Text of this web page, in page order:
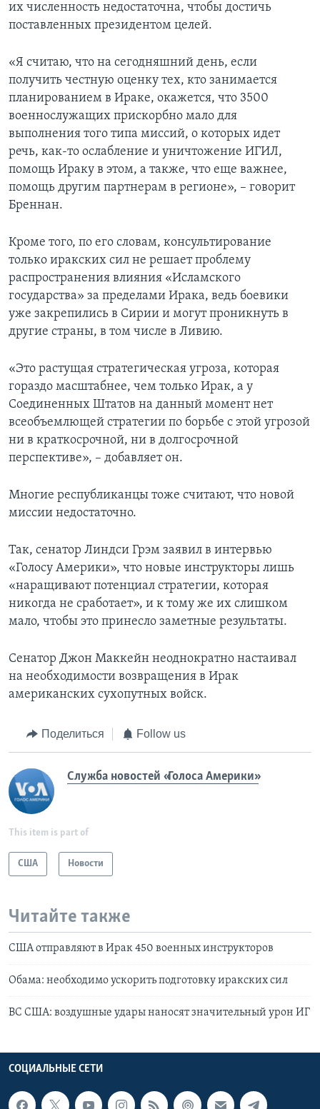
их численность недостаточна, чтобы достичь
поставленных президентом целей.
«Я считаю, что на сегодняшний день, если
получить честную оценку тех, кто занимается
планированием в Ираке, окажется, что 3500
военнослужащих прискорбно мало для
выполнения того типа миссий, о которых идет
речь, как-то ослабление и уничтожение ИГИЛ,
помощь Ираку в этом, а также, что еще важнее,
помощь другим партнерам в регионе», – говорит
Бреннан.
Кроме того, по его словам, консультирование
только иракских сил не решает проблему
распространения влияния «Исламского
государства» за пределами Ирака, ведь боевики
уже закрепились в Сирии и могут проникнуть в
другие страны, в том числе в Ливию.
«Это растущая стратегическая угроза, которая
гораздо масштабнее, чем только Ирак, а у
Соединенных Штатов на данный момент нет
всеобъемлющей стратегии по борьбе с этой угрозой
ни в краткосрочной, ни в долгосрочной
перспективе», – добавляет он.
Многие республиканцы тоже считают, что новой
миссии недостаточно.
Так, сенатор Линдси Грэм заявил в интервью
«Голосу Америки», что новые инструкторы лишь
«наращивают потенциал стратегии, которая
никогда не сработает», и к тому же их слишком
мало, чтобы это принесло заметные результаты.
Сенатор Джон Маккейн неоднократно настаивал
на необходимости возвращения в Ирак
американских сухопутных войск.
Поделиться Follow us
Служба новостей «Голоса Америки»
This item is part of
США Новости
Читайте также
США отправляют в Ирак 450 военных инструкторов
Обама: необходимо ускорить подготовку иракских сил
ВС США: воздушные удары наносят значительный урон ИГ
СОЦИАЛЬНЫЕ СЕТИ